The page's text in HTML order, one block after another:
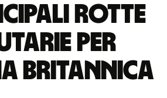
rotte
per
britannica